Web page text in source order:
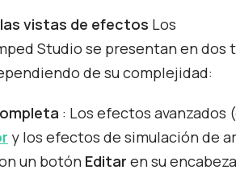
vistas de efectos Los
Studio se presentan en dos
de su complejidad:
: Los efectos avanzados
y los efectos de simulación de
un botón Editar en su